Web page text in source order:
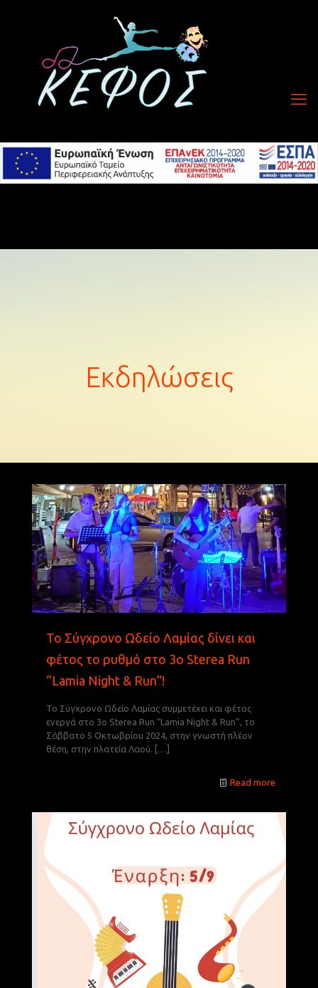
Εκδηλώσεις
Το Σύγχρονο Ωδείο Λαμίας δίνει και
φέτος το ρυθμό στο 3ο Sterea Run
“Lamia Night & Run”!
Το Σύγχρονο Ωδείο Λαμίας συμμετέχει και φέτος
ενεργά στο 3ο Sterea Run “Lamia Night & Run”, το
Σάββατο 5 Οκτωβρίου 2024, στην γνωστή πλέον
θέση, στην πλατεία Λαού.
[…]
Read more